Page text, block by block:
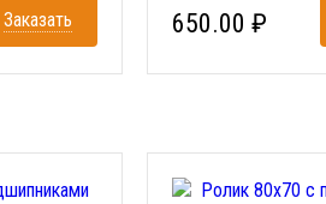
Заказать 650.00 ₽